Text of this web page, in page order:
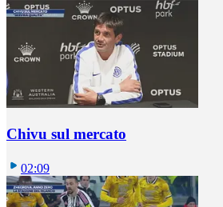
Chivu sul mercato
02:09